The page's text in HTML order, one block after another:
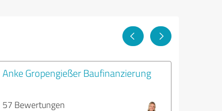
Anke Gropengießer Baufinanzierung
57 Bewertungen